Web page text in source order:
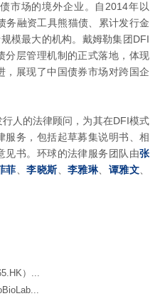
市场的境外企业。自2014年以
务融资工具熊猫债、累计发行金
模最大的机构。戴姆勒集团DFI
分层管理机制的正式落地，体现
，展现了中国债券市场对跨国企
人的法律顾问，为其在DFI模式
服务，包括起草募集说明书、相
见书。环球的法律服务团队由张
菲 、李晓斯 、李雅琳 谭雅文
）...